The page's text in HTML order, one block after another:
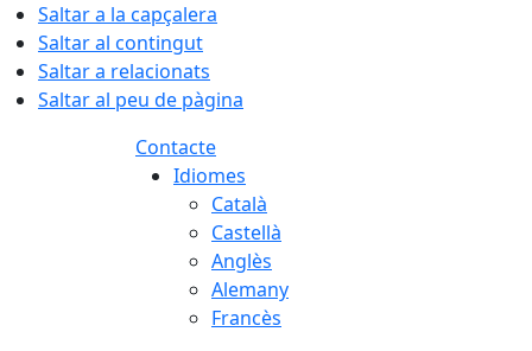
Saltar a la capçalera
Saltar al contingut
Saltar a relacionats
Saltar al peu de pàgina
Contacte
Idiomes
Català
Castellà
Anglès
Alemany
Francès